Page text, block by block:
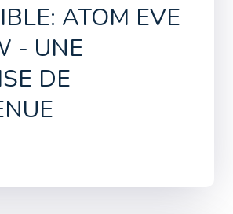
ATOM EVE
- UNE
DE